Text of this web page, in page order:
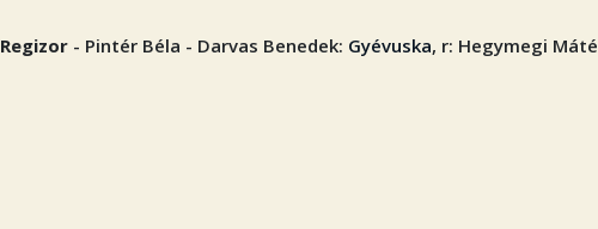
Regizor - Pintér Béla - Darvas Benedek: Gyévuska, r: Hegymegi Máté